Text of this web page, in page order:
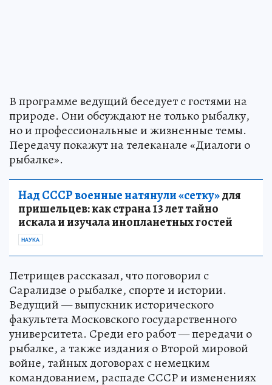
В программе ведущий беседует с гостями на
природе. Они обсуждают не только рыбалку,
но и профессиональные и жизненные темы.
Передачу покажут на телеканале «Диалоги о
рыбалке».
Над СССР военные натянули «сетку»для
пришельцев: как страна 13 лет тайно
искала и изучала инопланетных гостей
НАУКА
Петрищев рассказал, что поговорил с
Саралидзе о рыбалке, спорте и истории.
Ведущий — выпускник исторического
факультета Московского государственного
университета. Среди его работ — передачи о
рыбалке, а также издания о Второй мировой
войне, тайных договорах с немецким
командованием, распаде СССР и изменениях